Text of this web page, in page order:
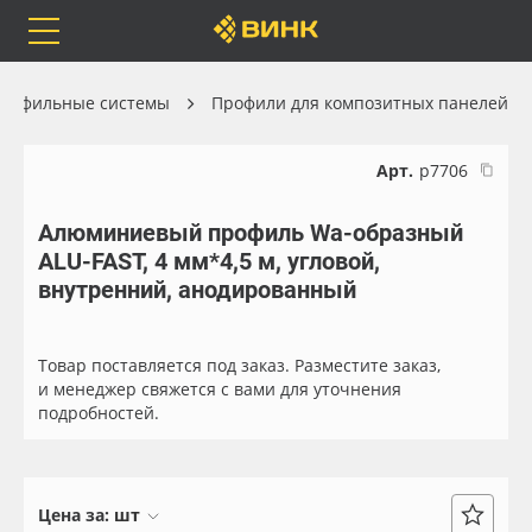
Каталог
Orafol
Бренды
Доставка
Весь каталог
Рулонные материалы
Самоклеящиеся плёнки
Листовые материалы
системы Профили для композитных панелей
Арт. р7706
Алюминиевый профиль Wa-образный
ALU-FAST, 4 мм*4,5 м, угловой,
внутренний, анодированный
Товар поставляется под заказ. Разместите заказ,
и менеджер свяжется с вами для уточнения
подробностей.
Цена за: шт